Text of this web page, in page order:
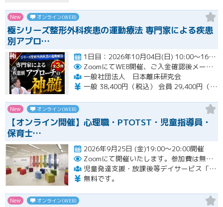
New オンライン(WEB)
極シリーズ整形外科疾患の運動療法 専門家による疾患
別アプロ…
1日目：2026年10月04日(日) 10:00〜16:00 2日目：2026年10月25日(日) 10:00〜16…開催
ZoomにてWEB開催、ご入金確認後メールにてURLをお知らせいたします。
一般社団法人 日本離床研究会
一般 38,400円（税込） 会員 29,400円（税込）
New オンライン(WEB)
【オンライン開催】心理職・PTOTST・児童指導員・
保育士…
2026年9月25日 (金)19:00～20:00開催
Zoomにて開催いたします。参加費は無料です。
児童発達支援・放課後等デイサービス「LITALICOジュニア」
無料です。
New オンライン(WEB)